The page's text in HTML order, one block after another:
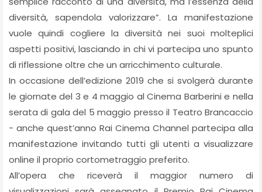
diversità, sapendola valorizzare”. La manifestazione
vuole quindi cogliere la diversità nei suoi molteplici
aspetti positivi, lasciando in chi vi partecipa uno spunto
di riflessione oltre che un arricchimento culturale.
In occasione dell’edizione 2019 che si svolgerà durante
le giornate del 3 e 4 maggio al Cinema Barberini e nella
serata di gala del 5 maggio presso il Teatro Brancaccio
- anche quest’anno Rai Cinema Channel partecipa alla
manifestazione invitando tutti gli utenti a visualizzare
online il proprio cortometraggio preferito.
All’opera che riceverà il maggior numero di